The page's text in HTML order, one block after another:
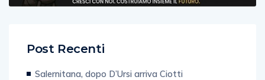
Post Recenti
Salernitana, dopo D’Ursi arriva Ciotti